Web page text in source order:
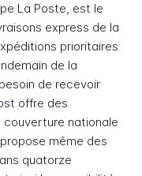
La Poste, est le
express de la
prioritaires
de la
de recevoir
offre des
couverture nationale
même des
quatorze